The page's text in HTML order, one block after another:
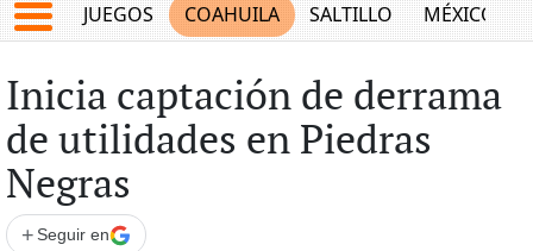
JUEGOS COAHUILA SALTILLO MÉXICO
Inicia captación de derrama
de utilidades en Piedras
Negras
+ Seguir en